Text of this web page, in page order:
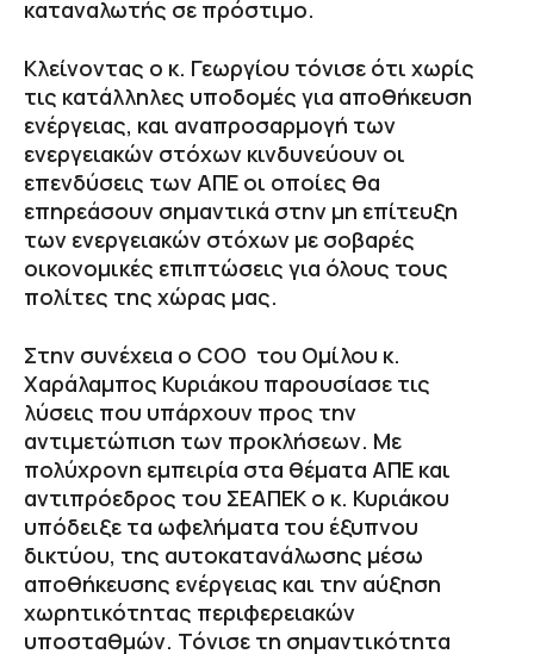
καταναλωτής σε πρόστιμο.
Κλείνοντας ο κ. Γεωργίου τόνισε ότι χωρίς
τις κατάλληλες υποδομές για αποθήκευση
ενέργειας, και αναπροσαρμογή των
ενεργειακών στόχων κινδυνεύουν οι
επενδύσεις των ΑΠΕ οι οποίες θα
επηρεάσουν σημαντικά στην μη επίτευξη
των ενεργειακών στόχων με σοβαρές
οικονομικές επιπτώσεις για όλους τους
πολίτες της χώρας μας.
Στην συνέχεια ο COO του Ομίλου κ.
Χαράλαμπος Κυριάκου παρουσίασε τις
λύσεις που υπάρχουν προς την
αντιμετώπιση των προκλήσεων. Με
πολύχρονη εμπειρία στα θέματα ΑΠΕ και
αντιπρόεδρος του ΣΕΑΠΕΚ ο κ. Κυριάκου
υπόδειξε τα ωφελήματα του έξυπνου
δικτύου, της αυτοκατανάλωσης μέσω
αποθήκευσης ενέργειας και την αύξηση
χωρητικότητας περιφερειακών
υποσταθμών. Τόνισε τη σημαντικότητα